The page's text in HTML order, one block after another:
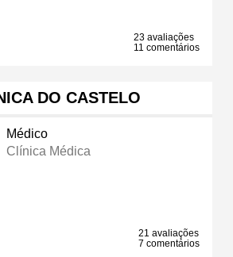
23 avaliações
11 comentários
DO CASTELO
Médico
Clínica Médica
21 avaliações
7 comentários